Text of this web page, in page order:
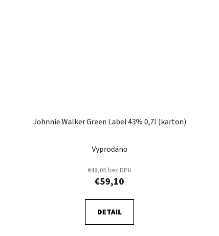
Johnnie Walker Green Label 43% 0,7l (karton)
Vyprodáno
€48,05 bez DPH
€59,10
DETAIL